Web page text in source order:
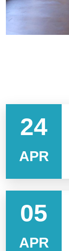
24
APR
05
APR